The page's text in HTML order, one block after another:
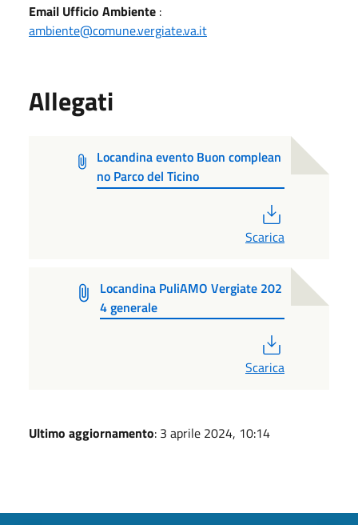
Email Ufficio Ambiente :
ambiente@comune.vergiate.va.it
Allegati
Locandina evento Buon complean
no Parco del Ticino
Scarica
Locandina PuliAMO Vergiate 202
4 generale
Scarica
Ultimo aggiornamento: 3 aprile 2024, 10:14